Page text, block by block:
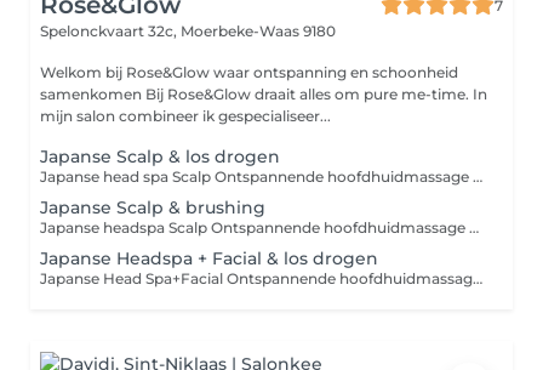
7
Spelonckvaart 32c, Moerbeke-Waas 9180
Welkom bij Rose&Glow waar ontspanning en schoonheid
samenkomen Bij Rose&Glow draait alles om pure me-time. In
mijn salon combineer ik gespecialiseer...
Japanse Scalp & los drogen
Japanse head spa Scalp Ontspannende hoofdhuidmassage die de doorbloeding stimuleert en stress vermindert elke behandeling wordt afgestemd op elke hoofdhuid. Intake gesprek/ camera onderzoek/ detox behandeling/ massage hoofd, nek en schouders/handmassage/ shampoo + haarverzorging/ waterval/ thee of koffie/ haren los drogen. LET OP: met extensions is de behandeling niet mogelijk om te behandelen.
Japanse Scalp & brushing
Japanse headspa Scalp Ontspannende hoofdhuidmassage die de doorbloeding stimuleert en stress vermindert elke behandeling wordt afgestemd op elke hoofdhuid. Intake gesprek/ camera onderzoek/ detox behandeling/ massage hoofd, nek en schouders/handmassage/ shampoo + intensieve haarverzorging/ waterval/ thee of koffie/ haren los drogen. LET OP: met extensions is de behandeling niet mogelijk om te behandelen.
Japanse Headspa + Facial & los drogen
Japanse Head Spa+Facial Ontspannende hoofdhuidmassage gecombineerd met een verfrissende gezichtsbehandeling voor totale rust en stralende huid afgesteld op elk gelaat en elke hoofdhuid. Intake gesprek/ camera onderzoek/ detox behandeling/ gezichtsverzorging/ massage hoofd, nek en schouders/handmassage/warme kruidenstempels/ oogcompress /masker/ shampoo + intensieve 3 haarverzorging/ waterval/ thee of koffie/ haren los drogen. LET OP: met extensions is de behandeling niet mogelijk om te behandelen.